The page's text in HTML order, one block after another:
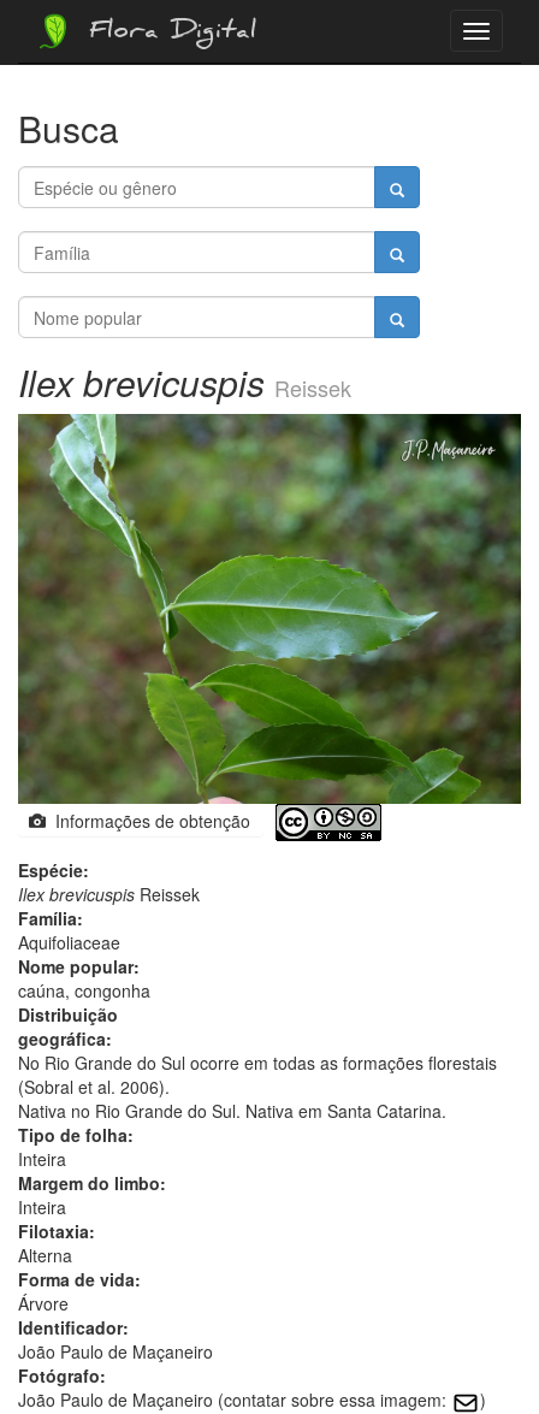
Menu
Flora Digital
Busca
Ilex brevicuspis Reissek
Informações de obtenção
Espécie:
Ilex brevicuspis Reissek
Família:
Aquifoliaceae
Nome popular:
caúna, congonha
Distribuição
geográfica:
No Rio Grande do Sul ocorre em todas as formações florestais
(Sobral et al. 2006).
Nativa no Rio Grande do Sul. Nativa em Santa Catarina.
Tipo de folha:
Inteira
Margem do limbo:
Inteira
Filotaxia:
Alterna
Forma de vida:
Árvore
Identificador:
João Paulo de Maçaneiro
Fotógrafo:
João Paulo de Maçaneiro (contatar sobre essa imagem:
)